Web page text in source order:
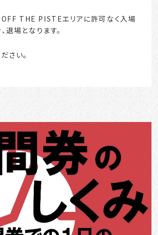
THE PISTEエリアに許可なく入場
退場となります。
さい。